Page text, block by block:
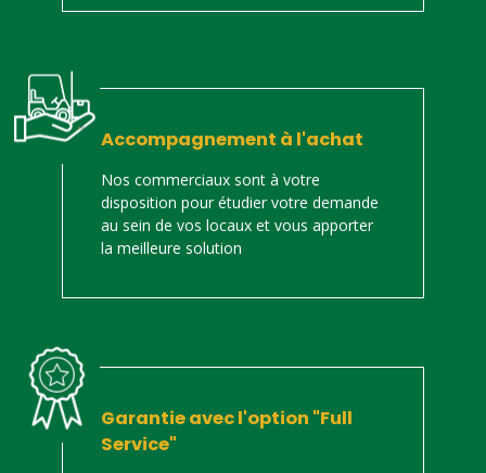
Accompagnement à l'achat
Nos commerciaux sont à votre
disposition pour étudier votre demande
au sein de vos locaux et vous apporter
la meilleure solution
Garantie avec l'option "Full
Service"